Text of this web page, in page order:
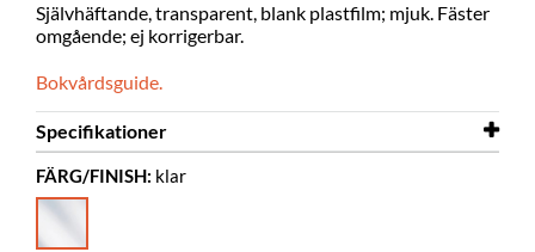
Självhäftande, transparent, blank plastfilm; mjuk. Fäster
omgående; ej korrigerbar.
Bokvårdsguide.
Specifikationer
Längd
Bredd
FÄRG/FINISH: klar